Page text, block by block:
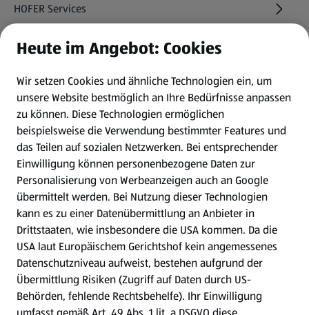
HOFER Services
Newsletter
WhatsApp
Gewinnspiele
Mein HOFER. Meine Einkäufe.
Meine Meinung. Mein HOFER.
Gutscheingroßbestellung
(öffnet in einem neuen Tab)
Folge uns hier:
Heute im Angebot: Cookies
Wir setzen Cookies und ähnliche Technologien ein, um
unsere Website bestmöglich an Ihre Bedürfnisse anpassen
zu können. Diese Technologien ermöglichen
beispielsweise die Verwendung bestimmter Features und
das Teilen auf sozialen Netzwerken. Bei entsprechender
Einwilligung können personenbezogene Daten zur
Personalisierung von Werbeanzeigen auch an Google
übermittelt werden. Bei Nutzung dieser Technologien
kann es zu einer Datenübermittlung an Anbieter in
Drittstaaten, wie insbesondere die USA kommen. Da die
USA laut Europäischem Gerichtshof kein angemessenes
Datenschutzniveau aufweist, bestehen aufgrund der
Übermittlung Risiken (Zugriff auf Daten durch US-
Behörden, fehlende Rechtsbehelfe). Ihr Einwilligung